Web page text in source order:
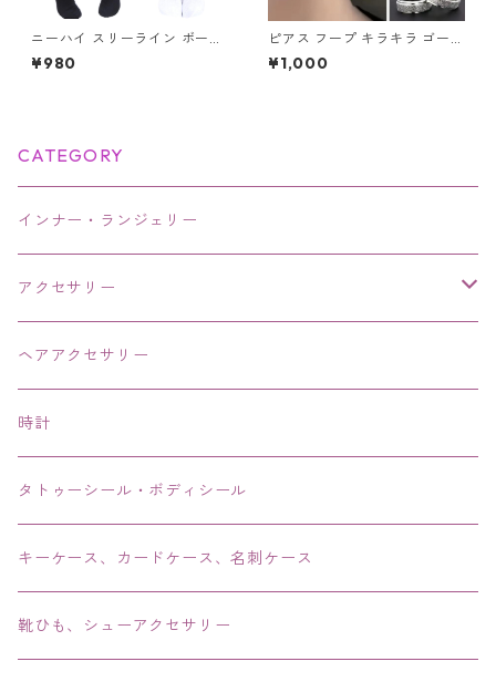
ニーハイ スリーライン ボーダ
ー ソックス ニーハイソックス
¥980
ピアス フープ キラキラ ゴール
ド シルバー コンビ フープピア
ス ゴールドライン グリッター
¥1,000
CATEGORY
インナー・ランジェリー
アクセサリー
ネックレス・チョーカー
ピアス・イヤリング・鼻ピアス
リング・指輪
ブレス・バングル・ブレスレット・腕輪
アンクレット
ヘアアクセサリー
時計
タトゥーシール・ボディシール
キーケース、カードケース、名刺ケース
靴ひも、シューアクセサリー